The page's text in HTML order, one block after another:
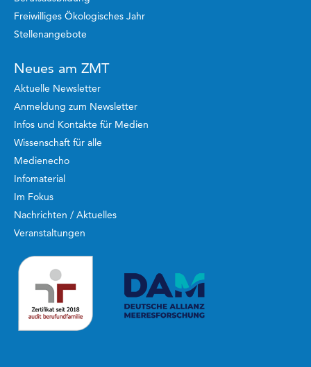
Freiwilliges Ökologisches Jahr
Stellenangebote
Neues am ZMT
Aktuelle Newsletter
Anmeldung zum Newsletter
Infos und Kontakte für Medien
Wissenschaft für alle
Medienecho
Infomaterial
Im Fokus
Nachrichten / Aktuelles
Veranstaltungen